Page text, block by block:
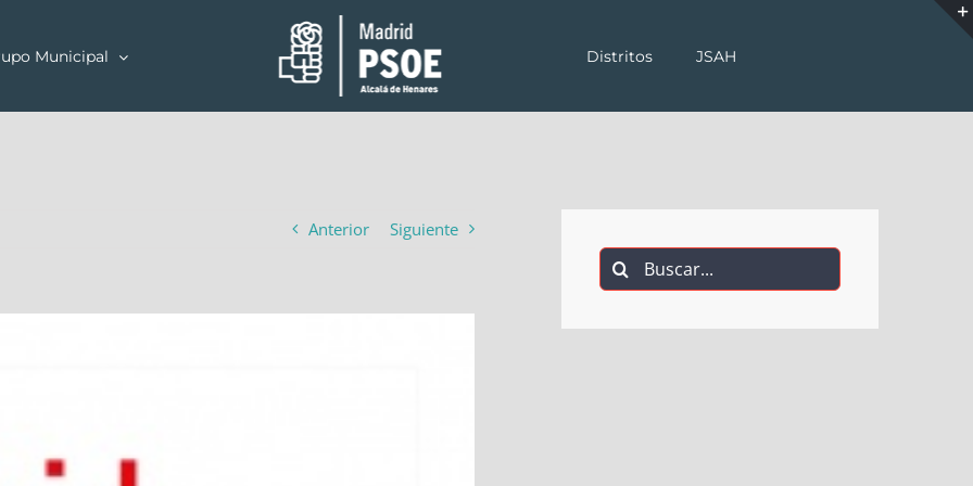
Municipal Distritos JSAH
Anterior Siguiente
Buscar: